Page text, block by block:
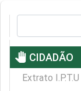
pan_tool CIDADÃO
Extrato I.P.T.U